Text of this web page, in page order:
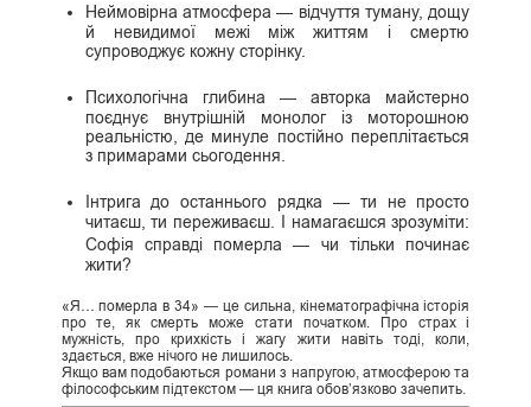
Неймовірна атмосфера — відчуття туману, дощу
й невидимої межі між життям і смертю
супроводжує кожну сторінку.
Психологічна глибина — авторка майстерно
поєднує внутрішній монолог із моторошною
реальністю, де минуле постійно переплітається
з примарами сьогодення.
Інтрига до останнього рядка — ти не просто
читаєш, ти переживаєш. І намагаєшся зрозуміти:
Софія справді померла — чи тільки починає
жити?
«Я… померла в 34» — це сильна, кінематографічна історія
про те, як смерть може стати початком. Про страх і
мужність, про крихкість і жагу жити навіть тоді, коли,
здається, вже нічого не лишилось.
Якщо вам подобаються романи з напругою, атмосферою та
філософським підтекстом — ця книга обов’язково зачепить.